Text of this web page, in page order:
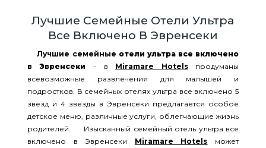
Лучшие Семейные Отели Ультра
Все Включено В Эвренсеки
Лучшие семейные отели ультра все включено
в Эвренсеки
- в Miramare Hotelsпродуманы
всевозможные развлечения для малышей и
подростков. В семейных отелях ультра все включено 5
звезд и 4 звезды в Эвренсеки предлагается особое
детское меню, различные услуги, облегчающие жизнь
родителей. Изысканный семейный отель ультра все
включено в Эвренсеки Miramare Hotels может